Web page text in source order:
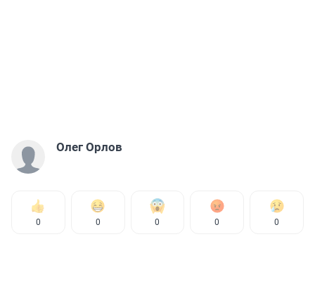
Олег Орлов
0 0 0 0 0